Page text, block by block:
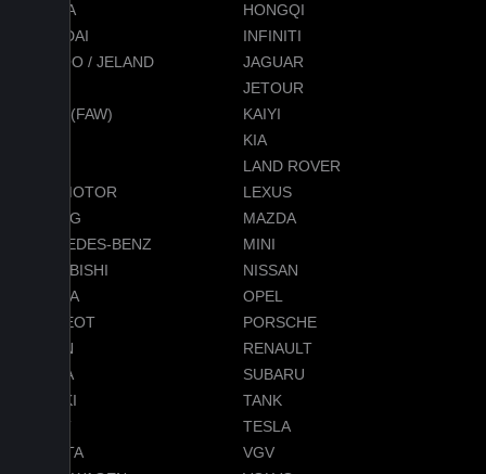
HONDA
HONGQI
HYUNDAI
INFINITI
JAECOO / JELAND
JAGUAR
JETOUR
JETTA (FAW)
KAIYI
KIA
LAND ROVER
LEAPMOTOR
LEXUS
LIXIANG
MAZDA
MERCEDES-BENZ
MINI
MITSUBISHI
NISSAN
OMODA
OPEL
PEUGEOT
PORSCHE
RAVON
RENAULT
SKODA
SUBARU
SUZUKI
TANK
TENET
TESLA
TOYOTA
VGV